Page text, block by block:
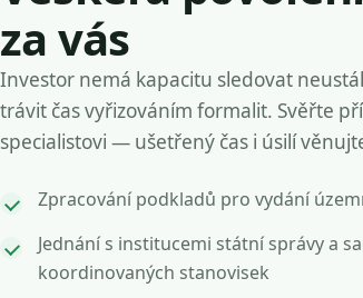
za vás
Investor nemá kapacitu sledovat
trávit čas vyřizováním formalit. Svěřte
specialistovi — ušetřený čas i úsilí
Zpracování podkladů pro vydání
Jednání s institucemi státní správy a
koordinovaných stanovisek